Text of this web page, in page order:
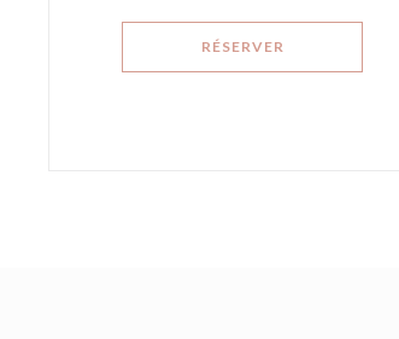
RÉSERVER